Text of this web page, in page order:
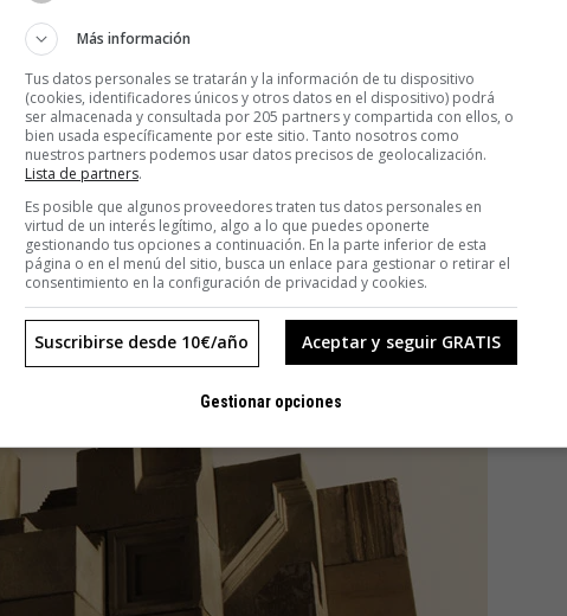
Más información
Tus datos personales se tratarán y la información de tu dispositivo
(cookies, identificadores únicos y otros datos en el dispositivo) podrá
ser almacenada y consultada por 205 partners y compartida con ellos, o
bien usada específicamente por este sitio. Tanto nosotros como
nuestros partners podemos usar datos precisos de geolocalización.
Lista de partners.
Es posible que algunos proveedores traten tus datos personales en
virtud de un interés legítimo, algo a lo que puedes oponerte
gestionando tus opciones a continuación. En la parte inferior de esta
página o en el menú del sitio, busca un enlace para gestionar o retirar el
consentimiento en la configuración de privacidad y cookies.
Aceptar y seguir GRATIS
Suscribirse desde 10€/año
Gestionar opciones